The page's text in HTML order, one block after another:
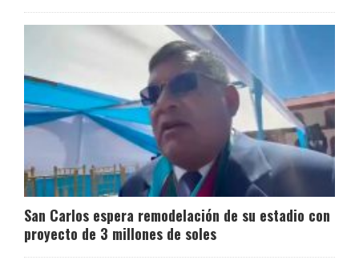
San Carlos espera remodelación de su estadio con
proyecto de 3 millones de soles